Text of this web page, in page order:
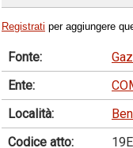
Registrati per aggiungere
Fonte:
Ente:
Località:
Codice atto: